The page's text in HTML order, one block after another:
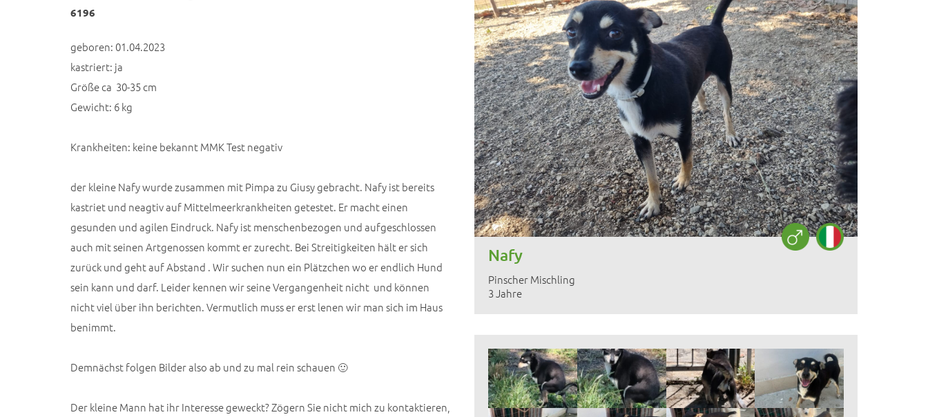
6196
geboren: 01.04.2023
kastriert: ja
Größe ca 30-35 cm
Gewicht: 6 kg
Krankheiten: keine bekannt MMK Test negativ
der kleine Nafy wurde zusammen mit Pimpa zu Giusy gebracht. Nafy ist bereits
kastriet und neagtiv auf Mittelmeerkrankheiten getestet. Er macht einen
gesunden und agilen Eindruck. Nafy ist menschenbezogen und aufgeschlossen
auch mit seinen Artgenossen kommt er zurecht. Bei Streitigkeiten hält er sich
zurück und geht auf Abstand . Wir suchen nun ein Plätzchen wo er endlich Hund
sein kann und darf. Leider kennen wir seine Vergangenheit nicht und können
nicht viel über ihn berichten. Vermutlich muss er erst lenen wir man sich im Haus
benimmt.
Demnächst folgen Bilder also ab und zu mal rein schauen 🙂
Der kleine Mann hat ihr Interesse geweckt? Zögern Sie nicht mich zu kontaktieren,
Nafy
Pinscher Mischling
3 Jahre